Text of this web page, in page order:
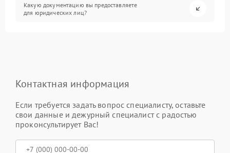
Какую документацию вы предоставляете
для юридических лиц?
Контактная информация
Если требуется задать вопрос специалисту, оставьте
свои данные и дежурный специалист с радостью
проконсультирует Вас!